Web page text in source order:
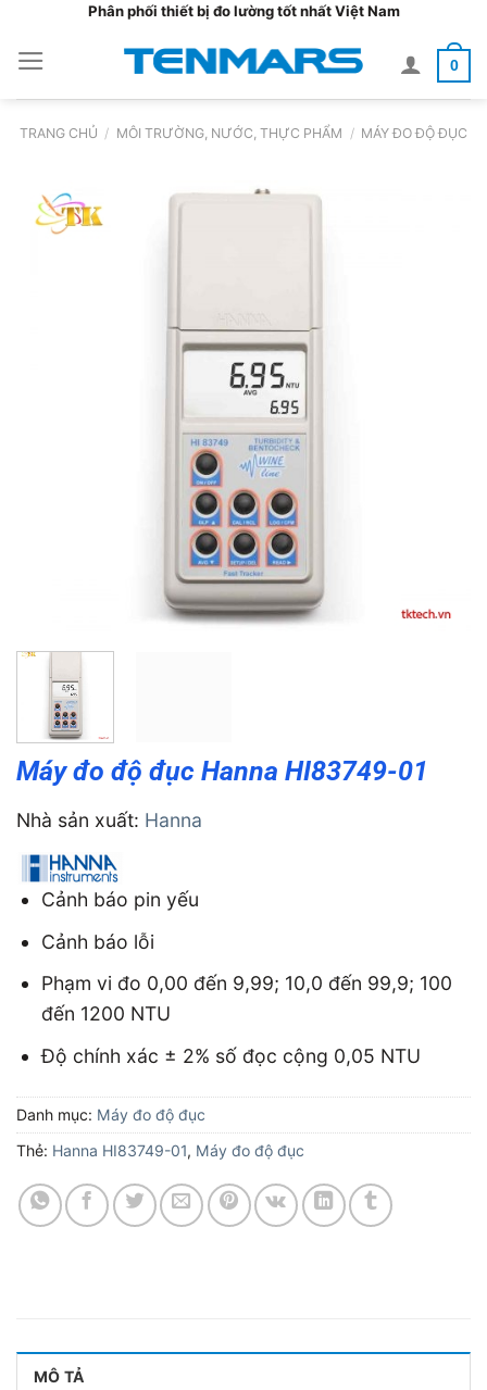
nội
dung
Phân phối thiết bị đo lường tốt nhất Việt Nam
0
TRANG CHỦ / MÔI TRƯỜNG, NƯỚC, THỰC PHẨM / MÁY ĐO ĐỘ ĐỤC
Máy đo độ đục Hanna HI83749-01
Nhà sản xuất: Hanna
Cảnh báo pin yếu
Cảnh báo lỗi
Phạm vi đo 0,00 đến 9,99; 10,0 đến 99,9; 100
đến 1200 NTU
Độ chính xác ± 2% số đọc cộng 0,05 NTU
Danh mục: Máy đo độ đục
Thẻ: Hanna HI83749-01, Máy đo độ đục
MÔ TẢ